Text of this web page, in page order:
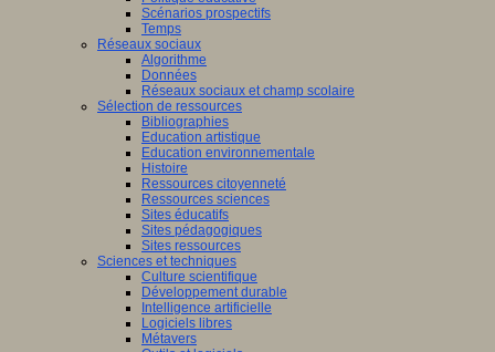
Scénarios prospectifs
Temps
Réseaux sociaux
Algorithme
Données
Réseaux sociaux et champ scolaire
Sélection de ressources
Bibliographies
Education artistique
Education environnementale
Histoire
Ressources citoyenneté
Ressources sciences
Sites éducatifs
Sites pédagogiques
Sites ressources
Sciences et techniques
Culture scientifique
Développement durable
Intelligence artificielle
Logiciels libres
Métavers